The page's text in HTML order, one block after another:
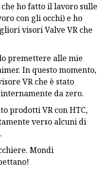
ho fatto il lavoro sulle
con gli occhi) e ho
visori Valve VR che
premettere alle mie
In questo momento,
VR che è stato
da zero.
prodotti VR con HTC,
verso alcuni di
Mondi